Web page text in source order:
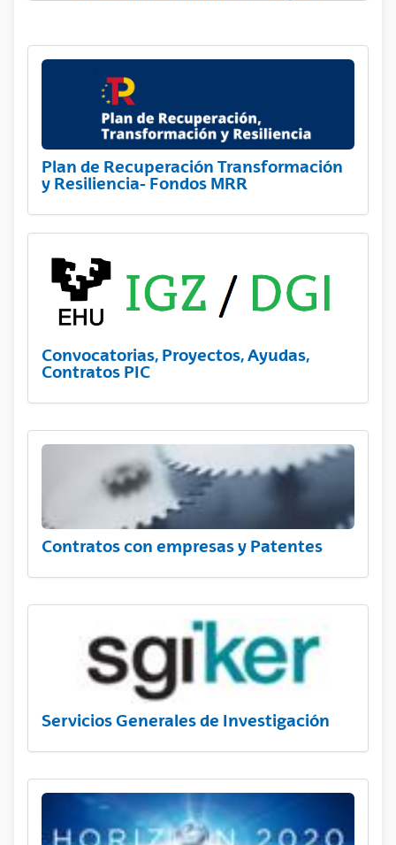
Plan de Recuperación Transformación
y Resiliencia- Fondos MRR
Convocatorias, Proyectos, Ayudas,
Contratos PIC
Contratos con empresas y Patentes
Servicios Generales de Investigación